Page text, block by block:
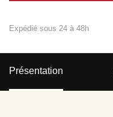
Expédié sous 24 à 48h
Présentation